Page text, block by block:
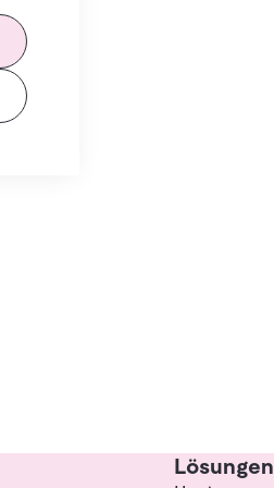
Lösungen